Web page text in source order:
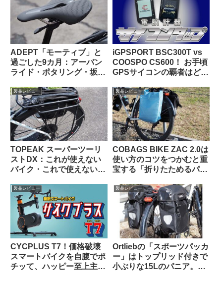
ADEPT「モーティブ」と
過ごした9カ月：アーバン
ライド・ポタリング・坂道
ノーズサドル
iGPSPORT BSC300T vs
COOSPO CS600！ お手頃
GPSサイコンの覇者はどっ
製品レビュー
TOPEAK スーパーツーリ
ストDX：これが使えない
バイク・これで使えないバ
思えるほど万能なリアラッ
クの優等生
製品レビュー
COBAGS BIKE ZAC 2.0は
使い方のコツをつかむと重
宝する「折りたためるパニ
ャンプ・輪行でも】
製品レビュー
CYCPLUS T7！価格破壊
スマートバイクを自腹でポ
チッて、ハッピー至上主
製品レビュー
Ortliebの「スポーツパッカ
ー」はトップリッド付きで
小ぶりな15Lのパニア。ど